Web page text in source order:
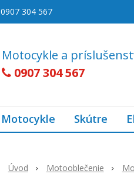
Motocykle a
0907 304 567
0907 304 567
Motocykle Skútre
Úvod Motooblečenie